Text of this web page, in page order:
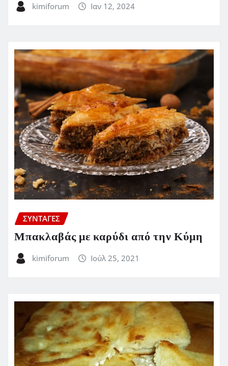
kimiforum Ιαν 12, 2024
ΣΥΝΤΑΓΈΣ
Μπακλαβάς με καρύδι από την Κύμη
kimiforum Ιούλ 25, 2021